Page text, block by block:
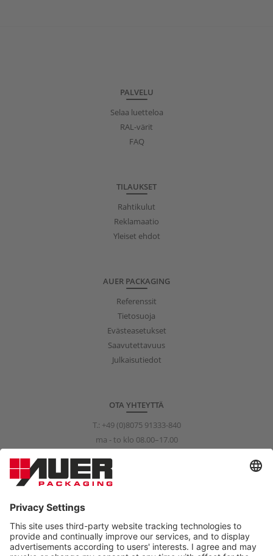
PALVELU
Selaa luetteloa
RAL-värit
FAQ
TILAUKSET
Rahtikulut
Reklamaatio
Yleiset ehdot
AUER PACKAGING
Referenssit
Tietosuoja
Evästeasetukset
Saavutettavuus
Julkaisutiedot
OTA YHTEYTTÄ
T.: +49 (0)8075 91333-840
ma - to klo 08.00–17.00
info@auer-packaging.com